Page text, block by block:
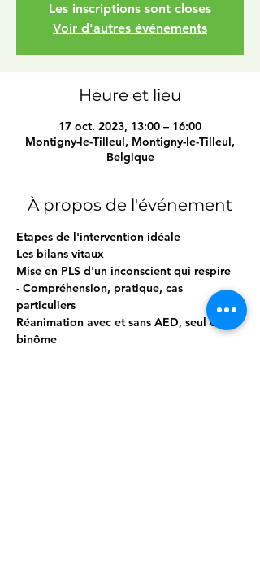
Les inscriptions sont closes
Voir d'autres événements
Heure et lieu
17 oct. 2023, 13:00 – 16:00
Montigny-le-Tilleul, Montigny-le-Tilleul,
Belgique
À propos de l'événement
Etapes de l'intervention idéale
Les bilans vitaux
Mise en PLS d'un inconscient qui respire
- Compréhension, pratique, cas
particuliers
Réanimation avec et sans AED, seul et en
binôme